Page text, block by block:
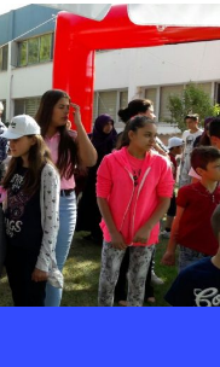
210
20